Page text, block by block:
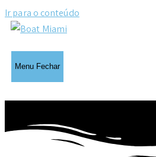
Ir para o conteúdo
Menu Fechar